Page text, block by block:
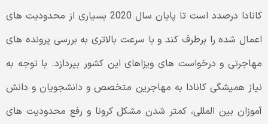
کانادا درصدد است تا پایان سال 2020 بسیاری از محدودیت های
اعمال شده را برطرف کند و با سرعت بالاتری به بررسی پرونده های
مهاجرتی و درخواست های ویزاهای این کشور بپردازد. با توجه به
نیاز همیشگی کانادا به مهاجرین متخصص و دانشجویان و دانش
آموزان بین المللی، کمتر شدن مشکل کرونا و رفع محدودیت های